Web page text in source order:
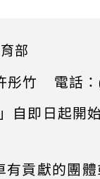
部
彤竹 電話：
自即日起開
貢獻的團